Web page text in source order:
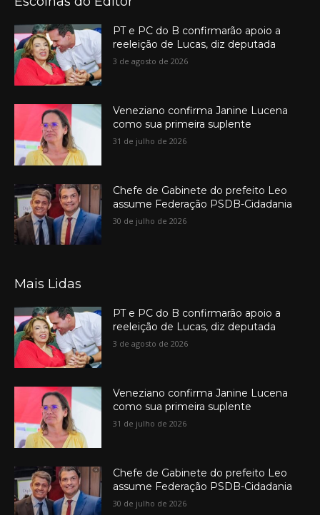
PT e PC do B confirmarão apoio a
reeleição de Lucas, diz deputada
3 de agosto de 2026
Veneziano confirma Janine Lucena
como sua primeira suplente
31 de julho de 2026
Chefe de Gabinete do prefeito Leo
assume Federação PSDB-Cidadania
30 de julho de 2026
Mais Lidas
PT e PC do B confirmarão apoio a
reeleição de Lucas, diz deputada
3 de agosto de 2026
Veneziano confirma Janine Lucena
como sua primeira suplente
31 de julho de 2026
Chefe de Gabinete do prefeito Leo
assume Federação PSDB-Cidadania
30 de julho de 2026